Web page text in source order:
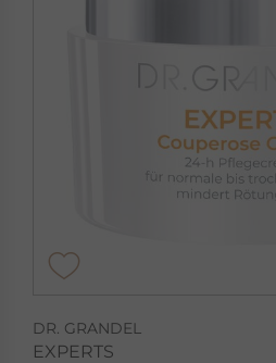
DR. GRANDEL
EXPERTS